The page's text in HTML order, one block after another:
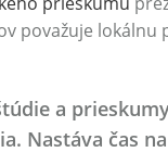
považuje
a
Nastáva čas